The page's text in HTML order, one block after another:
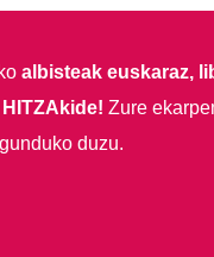
albisteak euskaraz,
Zure
duzu.